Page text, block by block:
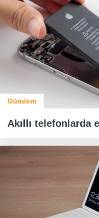
Gündem
Akıllı telefonlarda